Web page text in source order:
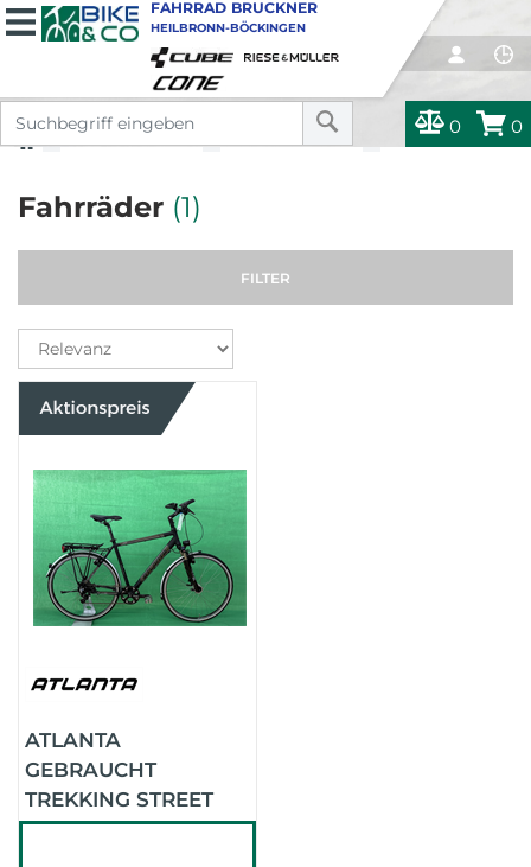
0 0
FAHRRAD BRUCKNER
HEILBRONN-BÖCKINGEN
GEBRAUCHTRAD GEBRAUCHTRAD
Fahrräder (1)
FILTER
ATLANTA
GEBRAUCHT
TREKKING STREET
LIGHT ALFINE11GANG